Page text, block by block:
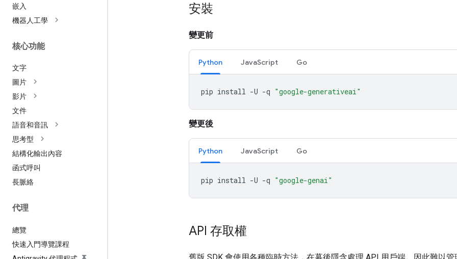
嵌入
機器人工學
核心功能
文字
圖片
影片
文件
語音和音訊
思考型
結構化輸出內容
函式呼叫
長脈絡
代理
總覽
快速入門導覽課程
安裝
變更前
Python JavaScript Go
pip install -U -q "google-generativeai"
變更後
Python JavaScript Go
pip install -U -q "google-genai"
API 存取權